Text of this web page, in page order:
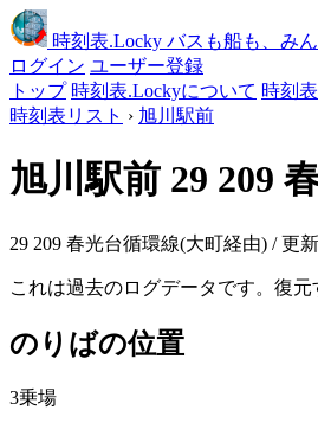
時刻表.Locky バスも船も、み
ログイン ユーザー登録
トップ 時刻表.Lockyについて 時刻
時刻表リスト › 旭川駅前
旭川駅前 29 209
29 209 春光台循環線(大町経由) / 更
これは過去のログデータです。復
のりばの位置
3乗場